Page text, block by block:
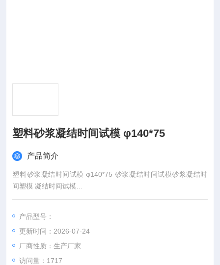
塑料砂浆凝结时间试模 φ140*75
产品简介
塑料砂浆凝结时间试模 φ140*75 砂浆凝结时间试模砂浆凝结时
间塑模 凝结时间试模
产品型号：φ140*75
产品型号：
更新时间：2026-07-24
厂商性质：生产厂家
访问量：1717